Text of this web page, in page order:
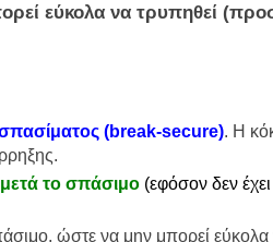
εύκολα να τρυπηθεί (
(break-secure). Η
μετά το σπάσιμο (εφόσον δεν
ώστε να μην μπορεί